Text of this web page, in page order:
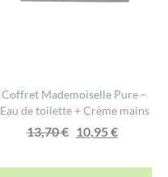
Coffret Mademoiselle Pure –
Eau de toilette + Crème mains
13,70€ Le
initial
10,95€
actuel